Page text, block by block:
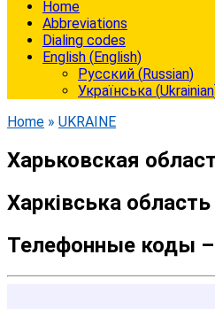
Home
Abbreviations
Dialing codes
English (English)
Русский (Russian)
Українська (Ukrainian
Home » UKRAINE
Харьковская
Харківська область
Телефонные коды –